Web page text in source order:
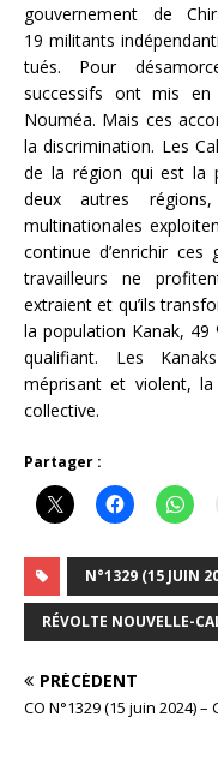
gouvernement de
19 militants
tués. Pour
successifs ont mis
Nouméa. Mais ces
la discrimination. Les
de la région qui est la
deux autres
multinationales
continue d’enrichir ces
travailleurs ne
extraient et qu’ils
la population Kanak, 49
qualifiant. Les
méprisant et violent,
collective.
Partager :
N°1329 (15 JUIN
RÉVOLTE NOUVELLE-
PRÉCÉDENT
CO N°1329 (15 juin 2024)